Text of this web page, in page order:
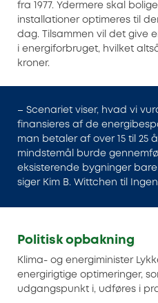
fra 1977. Ydermere skal
installationer optimeres til
dag. Tilsammen vil det give
i energiforbruget, hvilket
kroner.
– Scenariet viser, hvad vi
finansieres af de
man betaler af over 15 til 25
mindstemål burde
eksisterende bygninger
siger Kim B. Wittchen til
Politisk opbakning
Klima- og energiminister
energirigtige optimeringer,
udgangspunkt i, udføres i